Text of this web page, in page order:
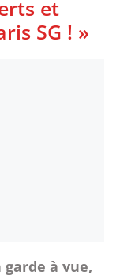
et
SG ! »
garde à vue,